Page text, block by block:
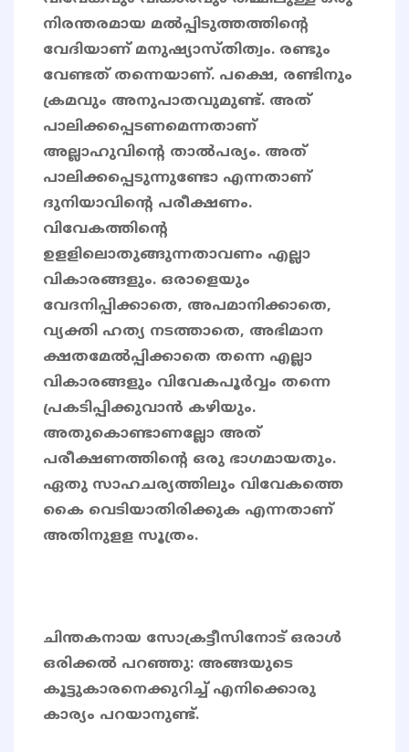
നിരന്തരമായ മൽപ്പിടുത്തത്തിന്റെ
വേദിയാണ് മനുഷ്യാസ്തിത്വം. രണ്ടും
വേണ്ടത് തന്നെയാണ്. പക്ഷെ, രണ്ടിനും
ക്രമവും അനുപാതവുമുണ്ട്. അത്
പാലിക്കപ്പെടണമെന്നതാണ്
അല്ലാഹുവിന്റെ താൽപര്യം. അത്
പാലിക്കപ്പെടുന്നുണ്ടോ എന്നതാണ്
ദുനിയാവിന്റെ പരീക്ഷണം.
വിവേകത്തിന്റെ
ഉളളിലൊതുങ്ങുന്നതാവണം എല്ലാ
വികാരങ്ങളും. ഒരാളെയും
വേദനിപ്പിക്കാതെ, അപമാനിക്കാതെ,
വ്യക്തി ഹത്യ നടത്താതെ, അഭിമാന
ക്ഷതമേൽപ്പിക്കാതെ തന്നെ എല്ലാ
വികാരങ്ങളും വിവേകപൂർവ്വം തന്നെ
പ്രകടിപ്പിക്കുവാൻ കഴിയും.
അതുകൊണ്ടാണല്ലോ അത്
പരീക്ഷണത്തിന്റെ ഒരു ഭാഗമായതും.
ഏതു സാഹചര്യത്തിലും വിവേകത്തെ
കൈ വെടിയാതിരിക്കുക എന്നതാണ്
അതിനുളള സൂത്രം.
ചിന്തകനായ സോക്രട്ടീസിനോട് ഒരാൾ
ഒരിക്കൽ പറഞ്ഞു: അങ്ങയുടെ
കൂട്ടുകാരനെക്കുറിച്ച് എനിക്കൊരു
കാര്യം പറയാനുണ്ട്.